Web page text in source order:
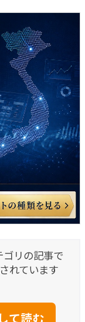
リの記事で
れています